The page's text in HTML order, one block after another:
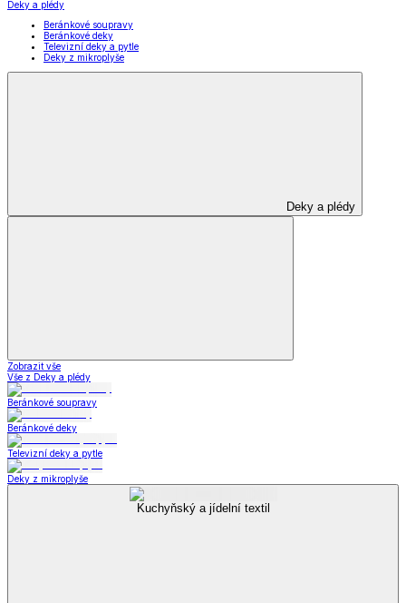
Deky a plédy
Beránkové soupravy
Beránkové deky
Televizní deky a pytle
Deky z mikroplyše
Deky a plédy
Zobrazit vše
Vše z Deky a plédy
Beránkové soupravy
Beránkové deky
Televizní deky a pytle
Deky z mikroplyše
Kuchyňský a jídelní textil